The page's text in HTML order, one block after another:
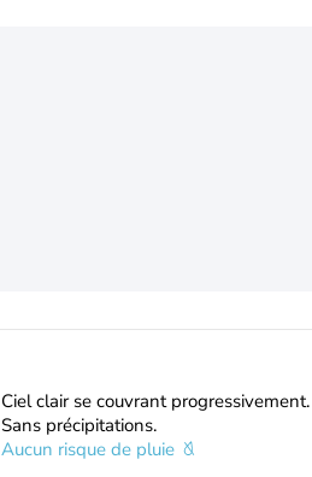
Ciel clair se couvrant progressivement.
Sans précipitations.
Aucun risque de pluie